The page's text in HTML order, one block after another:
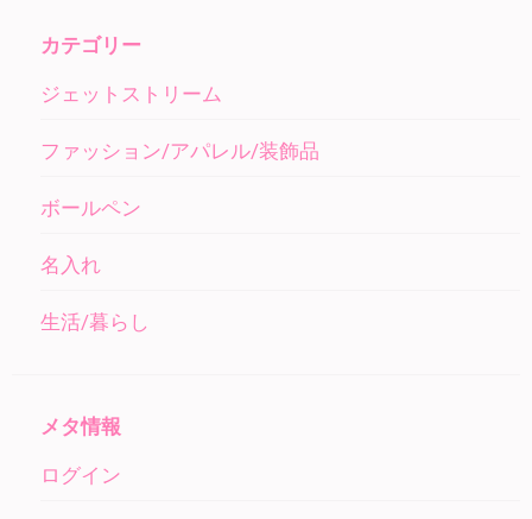
カテゴリー
ジェットストリーム
ファッション/アパレル/装飾品
ボールペン
名入れ
生活/暮らし
メタ情報
ログイン